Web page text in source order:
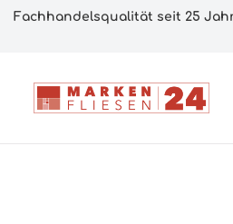
Fachhandelsqualität seit 25